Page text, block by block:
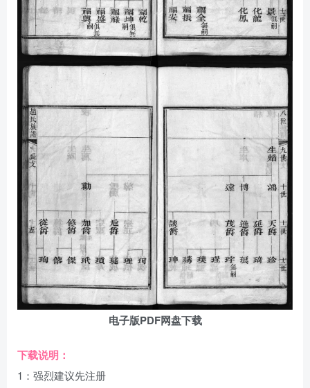
电子版PDF网盘下载
下载说明：
1：强烈建议先注册